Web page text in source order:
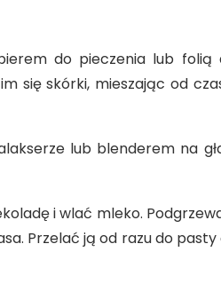
do pieczenia lub folią
się skórki, mieszając od
lub blenderem na
i wlać mleko.
Przelać ją od razu do